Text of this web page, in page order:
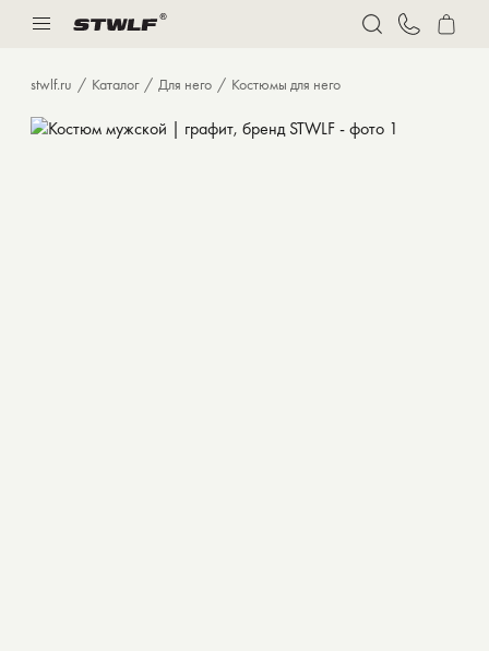
Спорт
Костюмы
Толстовки и худи
stwlf.ru Каталог Для него Костюмы для него